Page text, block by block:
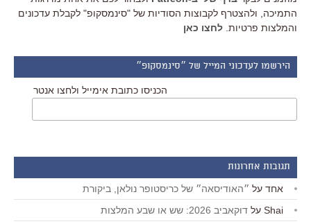
התמיכה, ולהצטרף לקבוצות הסודיות של "סינמסקופ" לקבלת עדכונים
והמלצות פרטיות. לחצו כאן
הירשמו לעדכוני המייל של ״סינמסקופ״
הכניסו כתובת אימייל ולחצו אנטר
תגובות אחרונות
אחד על ״האודיסאה״ של כריסטופר נולאן, ביקורת
Shai על דוקאביב 2026: שש או שבע המלצות